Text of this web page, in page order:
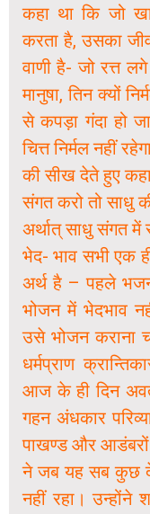
कहा था कि जो
करता है, उसका
वाणी है- जो रत्त
मानुषा, तिन क्यों
से कपड़ा गंदा हो
चित्त निर्मल नहीं
की सीख देते हुए
संगत करो तो साधु
अर्थात् साधु संगत में
भेद- भाव सभी एक
अर्थ है – पहले
भोजन में भेदभाव
उसे भोजन कराना
धर्मप्राण
आज के ही दिन
गहन अंधकार
पाखण्ड और आडंबरों
ने जब यह सब कुछ
नहीं रहा। उन्होंने